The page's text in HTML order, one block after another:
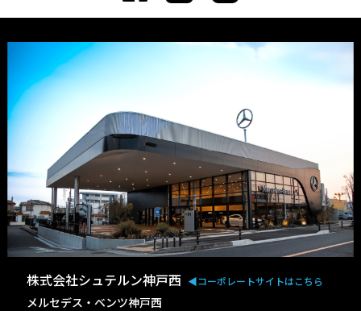
株式会社シュテルン神戸西 ◀︎コーポレートサイトはこちら
メルセデス・ベンツ神戸西